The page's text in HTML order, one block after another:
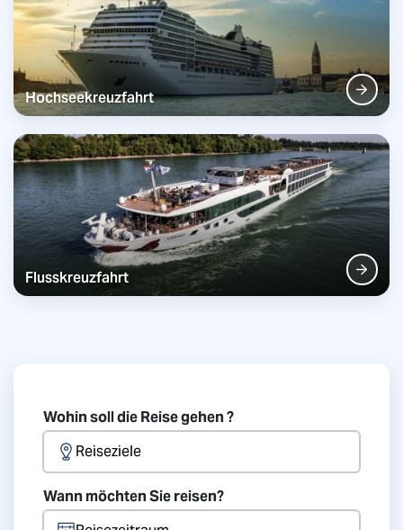
Hochseekreuzfahrt
Flusskreuzfahrt
Wohin soll die Reise gehen ?
Reiseziele
Polen
Schottland
Schweden
Schweiz
Skandinavien
Tschechien
Fernreisen
Asien
Wann möchten Sie reisen?